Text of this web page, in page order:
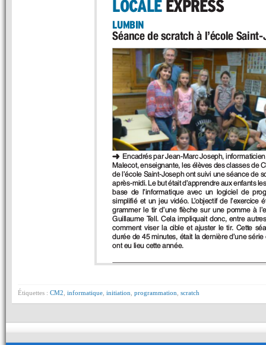
Étiquettes : CM2 informatique initiation programmation scratch